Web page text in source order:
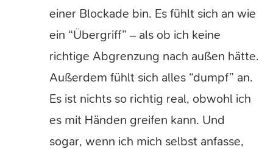
einer Blockade bin. Es fühlt sich an wie
ein “Übergriff” – als ob ich keine
richtige Abgrenzung nach außen hätte.
Außerdem fühlt sich alles “dumpf” an.
Es ist nichts so richtig real, obwohl ich
es mit Händen greifen kann. Und
sogar, wenn ich mich selbst anfasse,